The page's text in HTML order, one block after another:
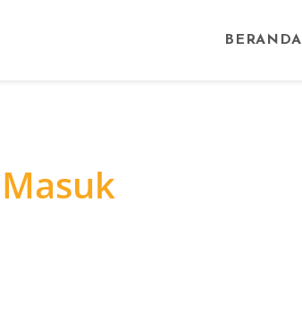
BERANDA
Masuk